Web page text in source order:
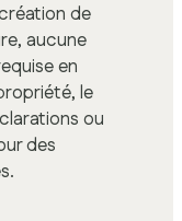
de
aucune
en
le
ou
des